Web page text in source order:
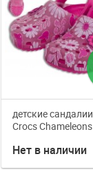
детские
Crocs Chameleons
Нет в наличии